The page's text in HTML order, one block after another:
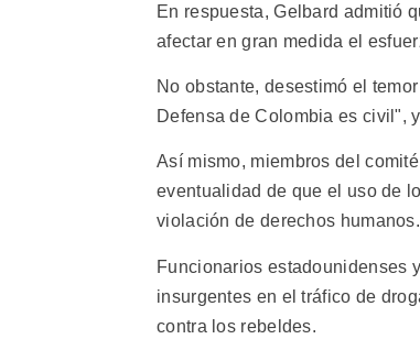
En respuesta, Gelbard admitió
afectar en gran medida el
No obstante, desestimó el
Defensa de Colombia es civil",
Así mismo, miembros del
eventualidad de que el uso de
violación de derechos humanos.
Funcionarios estadounidenses
insurgentes en el tráfico de
contra los rebeldes.